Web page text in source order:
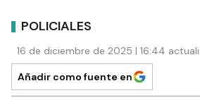
POLICIALES
16 de diciembre de 2025 | 16:44
Añadir como fuente en